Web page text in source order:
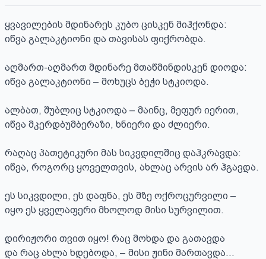
ყვავილების მდინარეს კუბო ცისკენ მიჰქონდა:
იწვა გალაკტიონი და თავისას ფიქრობდა.
აღმართ-აღმართ მდინარე მთაწმინდისკენ დიოდა:
იწვა გალაკტიონი – მოხუცს ბეჭი სტკიოდა.
ალბათ, შუბლიც სტკიოდა – მაინც, მეფურ იერით,
იწვა მკერდბუმბერაზი, ხნიერი და ძლიერი.
რაღაც პათეტიკური მას სიკვდილშიც დაჰკრავდა:
იწვა, როგორც ყოველთვის, ახლაც არვის არ ჰგავდა.
ეს სიკვდილი, ეს დაფნა, ეს მზე ოქროცურვილი –
იყო ეს ყველაფერი მხოლოდ მისი სურვილით.
დირიჟორი თვით იყო! რაც მოხდა და გათავდა
და რაც ახლა ხდებოდა, – მისი ჟინი მართავდა…